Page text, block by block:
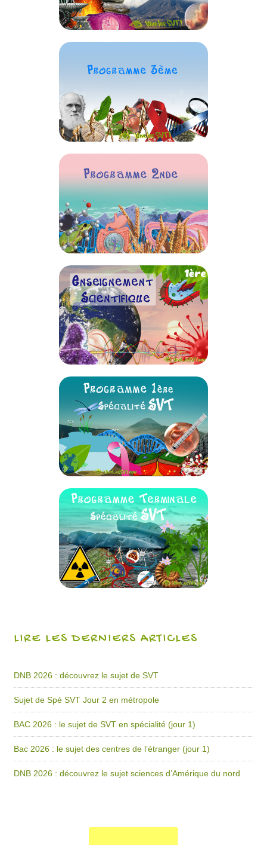
LIRE LES DERNIERS ARTICLES
DNB 2026 : découvrez le sujet de SVT
Sujet de Spé SVT Jour 2 en métropole
BAC 2026 : le sujet de SVT en spécialité (jour 1)
Bac 2026 : le sujet des centres de l’étranger (jour 1)
DNB 2026 : découvrez le sujet sciences d’Amérique du nord